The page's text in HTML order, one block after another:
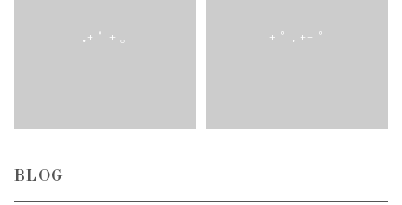
.+ ﾟ + ｡ + ﾟ . ++ ﾟ
BLOG